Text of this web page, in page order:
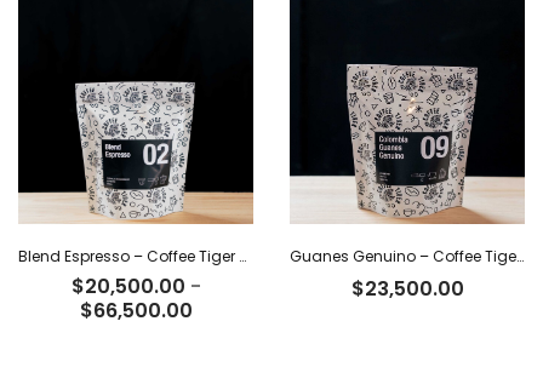
Blend Espresso – Coffee Tiger Co
$20,500.00 -
$66,500.00Rango
Guanes Genuino – Coffee Tiger Co
$23,500.00